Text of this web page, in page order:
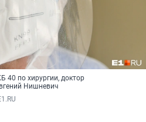
40 по хирургии, доктор
Нишневич